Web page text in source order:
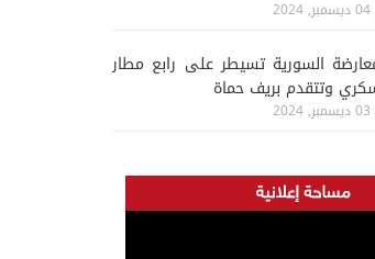
04 ديسمبر, 2024
السورية تسيطر على رابع مطار
وتتقدم بريف حماة
03 ديسمبر, 2024